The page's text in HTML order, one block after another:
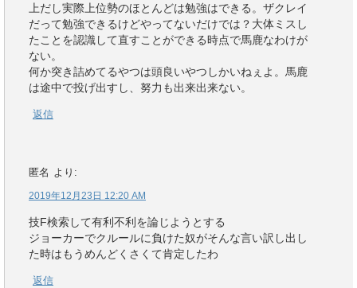
上だし実際上位勢のほとんどは勉強はできる。ザクレイ
だって勉強できるけどやってないだけでは？大体ミスし
たことを認識して直すことができる時点で馬鹿なわけが
ない。
何か突き詰めてるやつは頭良いやつしかいねぇよ。馬鹿
は途中で投げ出すし、努力も出来出来ない。
返信
匿名 より:
2019年12月23日 12:20 AM
技F検索して有利不利を論じようとする
ジョーカーでクルールに負けた奴がそんな言い訳し出し
た時はもうめんどくさくて肯定したわ
返信